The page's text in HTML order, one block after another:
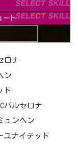
ロナ
ン
ド
バルセロナ
ュンヘン
ユナイテッド